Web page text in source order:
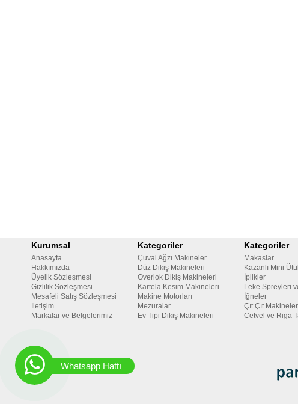
Kurumsal
Anasayfa
Hakkımızda
Üyelik Sözleşmesi
Gizlilik Sözleşmesi
Mesafeli Satış Sözleşmesi
İletişim
Markalar ve Belgelerimiz
Kategoriler
Çuval Ağzı Makineler
Düz Dikiş Makineleri
Overlok Dikiş Makineleri
Kartela Kesim Makineleri
Makine Motorları
Mezuralar
Ev Tipi Dikiş Makineleri
Kategoriler
Makaslar
Kazanlı Mini
İplikler
Leke Spreyleri
İğneler
Çıt Çıt
Cetvel ve Riga
Whatsapp Hattı